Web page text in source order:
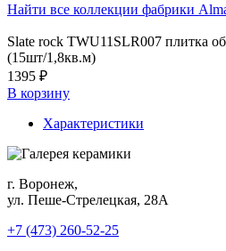
Найти все коллекции фабрики
Slate rock TWU11SLR007 плитка
(15шт/1,8кв.м)
1395 ₽
В корзину
Характеристики
г. Воронеж,
ул. Пеше-Cтрелецкая, 28А
+7 (473) 260-52-25